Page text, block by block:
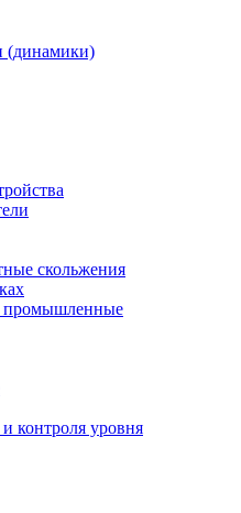
(динамики)
скольжения
промышленные
контроля уровня